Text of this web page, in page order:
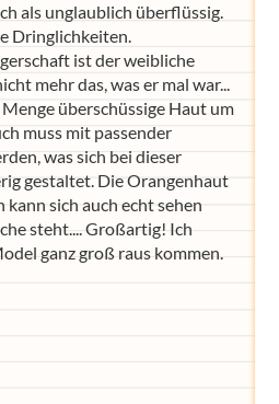
als unglaublich überflüssig.
Dringlichkeiten.
ist der weibliche
mehr das, was er mal war...
überschüssige Haut um
muss mit passender
was sich bei dieser
gestaltet. Die Orangenhaut
sich auch echt sehen
steht.... Großartig! Ich
ganz groß raus kommen.